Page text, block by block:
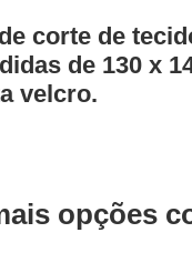
corte de
de 130 x
velcro.
opções